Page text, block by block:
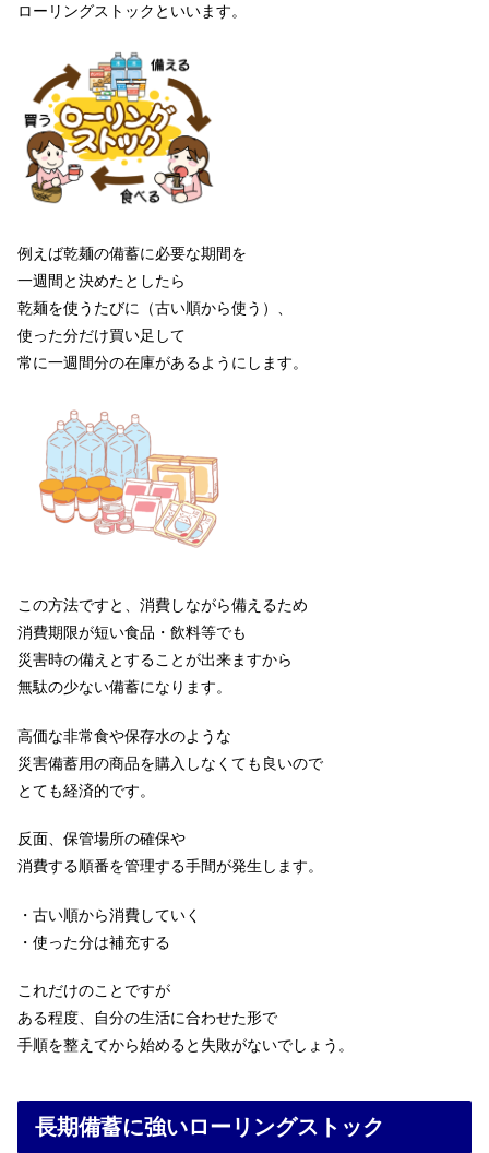
ローリングストックといいます。
例えば乾麺の備蓄に必要な期間を
一週間と決めたとしたら
乾麺を使うたびに（古い順から使う）、
使った分だけ買い足して
常に一週間分の在庫があるようにします。
この方法ですと、消費しながら備えるため
消費期限が短い食品・飲料等でも
災害時の備えとすることが出来ますから
無駄の少ない備蓄になります。
高価な非常食や保存水のような
災害備蓄用の商品を購入しなくても良いので
とても経済的です。
反面、保管場所の確保や
消費する順番を管理する手間が発生します。
・古い順から消費していく
・使った分は補充する
これだけのことですが
ある程度、自分の生活に合わせた形で
手順を整えてから始めると失敗がないでしょう。
長期備蓄に強いローリングストック